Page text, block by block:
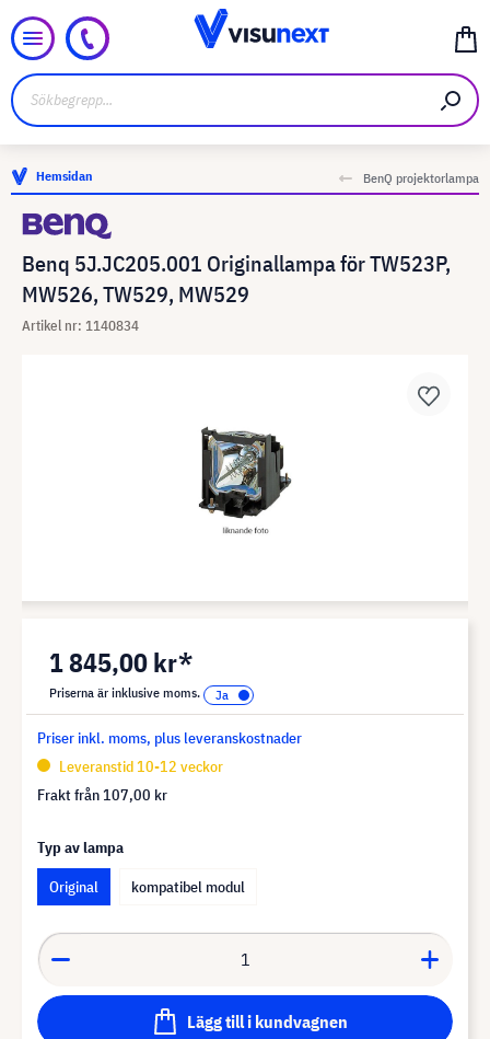
Hemsidan BenQ projektorlampa
Benq 5J.JC205.001 Originallampa för TW523P,
MW526, TW529, MW529
Artikel nr: 1140834
1 845,00 kr*
Priserna är inklusive moms.
Priser inkl. moms, plus leveranskostnader
Leveranstid 10-12 veckor
Frakt från 107,00 kr
Typ av lampa
Original
kompatibel modul
Lägg till i kundvagnen